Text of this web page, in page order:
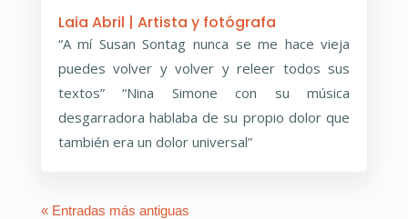
Laia Abril | Artista y fotógrafa
“A mí Susan Sontag nunca se me hace vieja
puedes volver y volver y releer todos sus
textos” “Nina Simone con su música
desgarradora hablaba de su propio dolor que
también era un dolor universal”
« Entradas más antiguas